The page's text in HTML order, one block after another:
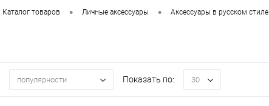
Каталог товаров • Личные аксессуары • Аксессуары в русском стиле
популярности Показать по: 30